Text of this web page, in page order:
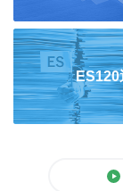
ES120